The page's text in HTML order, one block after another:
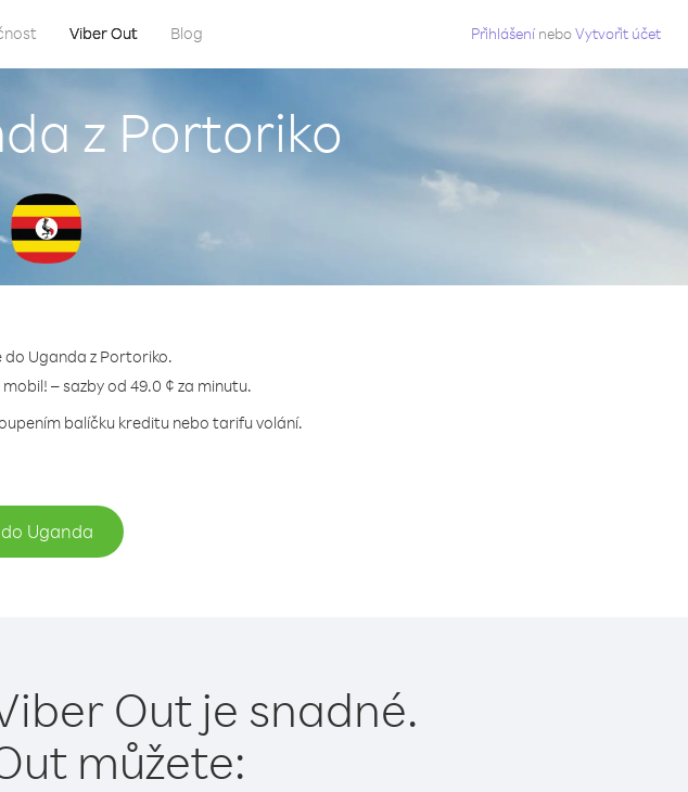
Viber Out Blog Přihlášení neboVytvořit účet
z Portoriko
do Uganda z Portoriko.
– sazby od 49.0 ¢ za minutu.
balíčku kreditu nebo tarifu volání.
Uganda
Out je snadné.
můžete: